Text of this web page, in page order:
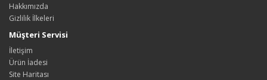
Hakkımızda
Gizlilik İlkeleri
Müşteri Servisi
İletişim
Ürün İadesi
Site Haritası